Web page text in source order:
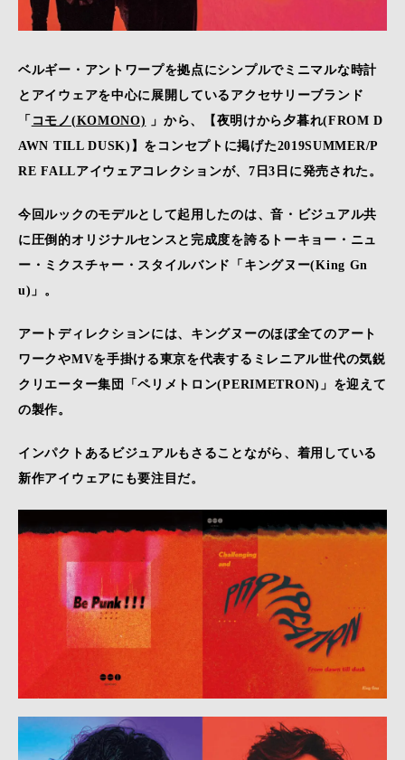
ベルギー・アントワープを拠点にシンプルでミニマルな時計
とアイウェアを中心に展開しているアクセサリーブランド
「 コモノ(KOMONO) 」から、【夜明けから夕暮れ(FROM D
AWN TILL DUSK)】をコンセプトに掲げた2019SUMMER/P
RE FALLアイウェアコレクションが、7日3日に発売された。
今回ルックのモデルとして起用したのは、音・ビジュアル共
に圧倒的オリジナルセンスと完成度を誇るトーキョー・ニュ
ー・ミクスチャー・スタイルバンド「キングヌー(King Gn
u)」。
アートディレクションには、キングヌーのほぼ全てのアート
ワークやMVを手掛ける東京を代表するミレニアル世代の気鋭
クリエーター集団「ペリメトロン(PERIMETRON)」を迎えて
の製作。
インパクトあるビジュアルもさることながら、着用している
新作アイウェアにも要注目だ。